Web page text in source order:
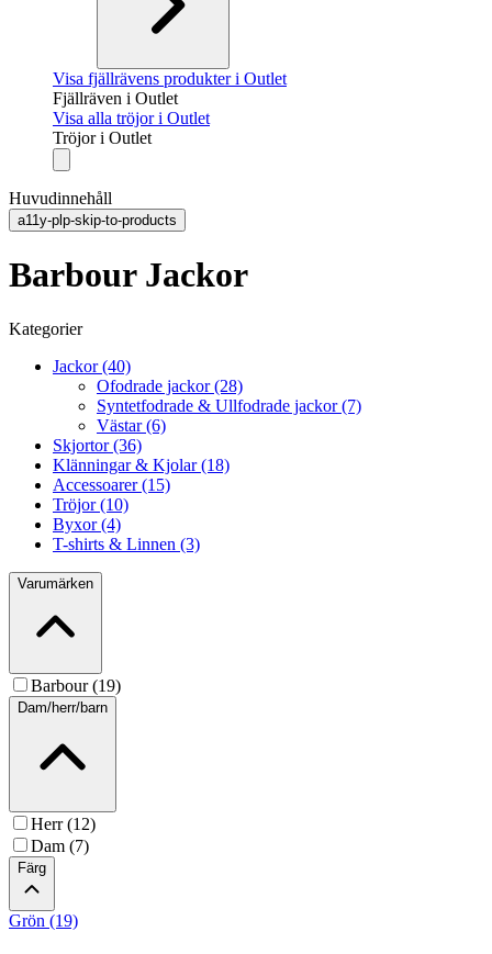
Visa fjällrävens produkter i Outlet
Fjällräven i Outlet
Visa alla tröjor i Outlet
Tröjor i Outlet
Huvudinnehåll
a11y-plp-skip-to-products
Barbour Jackor
Kategorier
Jackor (40)
Ofodrade jackor (28)
Syntetfodrade & Ullfodrade jackor (7)
Västar (6)
Skjortor (36)
Klänningar & Kjolar (18)
Accessoarer (15)
Tröjor (10)
Byxor (4)
T-shirts & Linnen (3)
Varumärken
Barbour (19)
Dam/herr/barn
Herr (12)
Dam (7)
Färg
Grön (19)